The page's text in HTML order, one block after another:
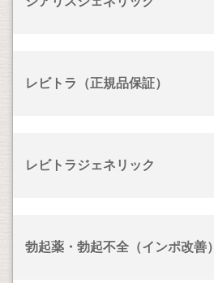
レビトラ（正規品保証）
レビトラジェネリック
勃起薬・勃起不全（インポ改善）